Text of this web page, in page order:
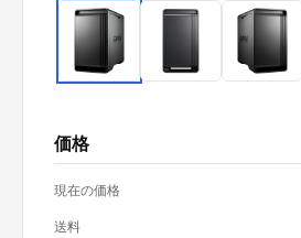
価格
現在の価格
送料